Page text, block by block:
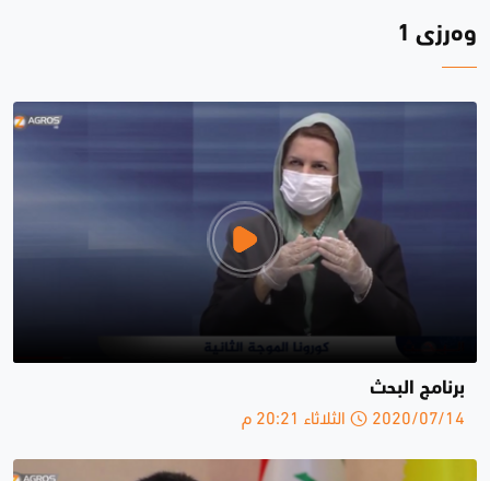
وەرزی 1
برنامج البحث
2020/07/14 الثلاثاء 20:21 م